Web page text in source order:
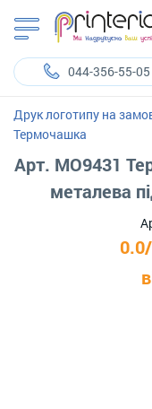
044-356-55-05
Друк логотипу на
Термочашка
Арт. MO9431
металева
0.0/